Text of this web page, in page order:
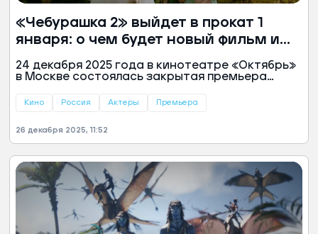
«Чебурашка 2» выйдет в прокат 1
января: о чем будет новый фильм и
стоит ли его смотреть
24 декабря 2025 года в кинотеатре «Октябрь»
в Москве состоялась закрытая премьера
выйдет 1 января. Чем сиквел самой кассовой
Медиа».
Кино Россия Актеры Премьера
26 декабря 2025, 11:52